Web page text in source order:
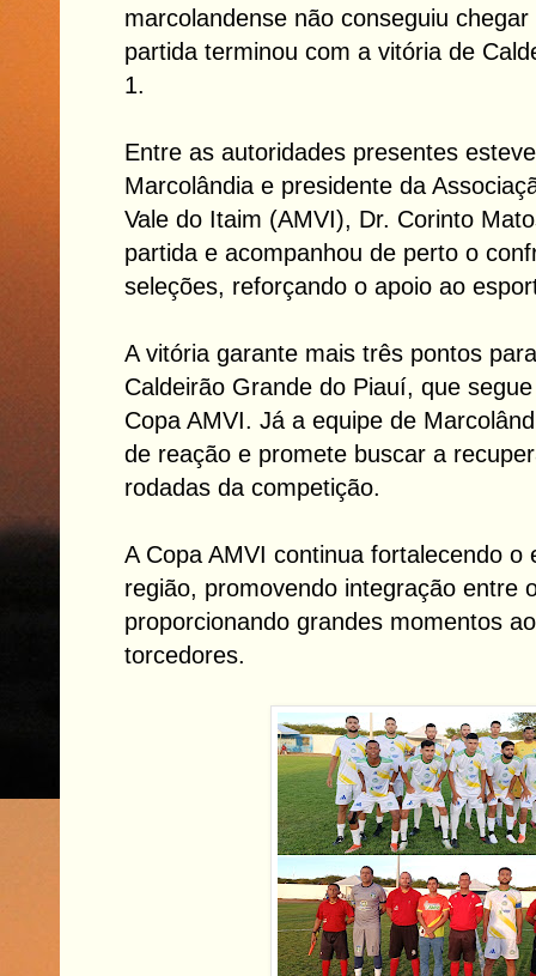
marcolandense não conseguiu
partida terminou com a vitória de
1.
Entre as autoridades presentes
Marcolândia e presidente da
Vale do Itaim (AMVI), Dr. Corinto
partida e acompanhou de perto o
seleções, reforçando o apoio ao
A vitória garante mais três pontos
Caldeirão Grande do Piauí, que
Copa AMVI. Já a equipe de
de reação e promete buscar a
rodadas da competição.
A Copa AMVI continua fortalecendo o
região, promovendo integração entre
proporcionando grandes momentos
torcedores.